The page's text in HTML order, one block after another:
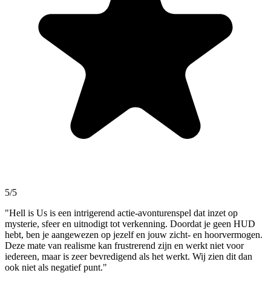
5/5
"Hell is Us is een intrigerend actie-avonturenspel dat inzet op
mysterie, sfeer en uitnodigt tot verkenning. Doordat je geen HUD
hebt, ben je aangewezen op jezelf en jouw zicht- en hoorvermogen.
Deze mate van realisme kan frustrerend zijn en werkt niet voor
iedereen, maar is zeer bevredigend als het werkt. Wij zien dit dan
ook niet als negatief punt."